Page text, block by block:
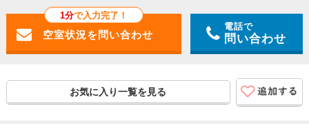
1分で入力完了！
電話で
問い合わせ
お気に入り一覧を見る